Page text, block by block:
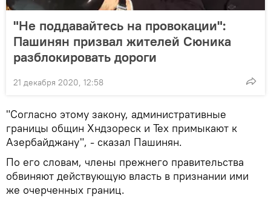
"Не поддавайтесь на провокации":
Пашинян призвал жителей Сюника
разблокировать дороги
21 декабря 2020, 12:58
"Согласно этому закону, административные
границы общин Хндзореск и Тех примыкают к
Азербайджану", - сказал Пашинян.
По его словам, члены прежнего правительства
обвиняют действующую власть в признании ими
же очерченных границ.